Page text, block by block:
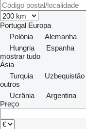
Portugal Europa
Polónia
Alemanha
Hungria
Espanha
mostrar tudo
Ásia
Turquia
Uzbequistão
outros
Ucrânia
Argentina
Preço